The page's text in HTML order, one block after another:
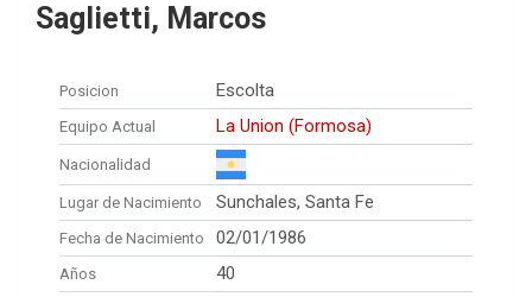
Saglietti, Marcos
Posicion Escolta
Equipo Actual La Union (Formosa)
Nacionalidad
Lugar de Nacimiento Sunchales, Santa Fe
Fecha de Nacimiento 02/01/1986
Años 40